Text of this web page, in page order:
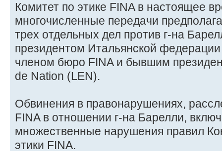
Комитет по этике FINA в настоящее
многочисленные передачи
трех отдельных дел против г-на
президентом Итальянской
членом бюро FINA и бывшим
de Nation (LEN).
Обвинения в правонарушениях,
FINA в отношении г-на Барелли,
множественные нарушения правил
этики FINA.